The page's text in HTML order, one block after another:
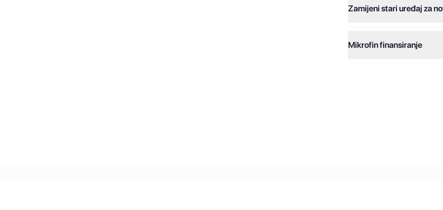
Dodatne opcije:
Online plaćanje na rate:
Zamijeni stari uređaj za
Mikrofin finansiranje